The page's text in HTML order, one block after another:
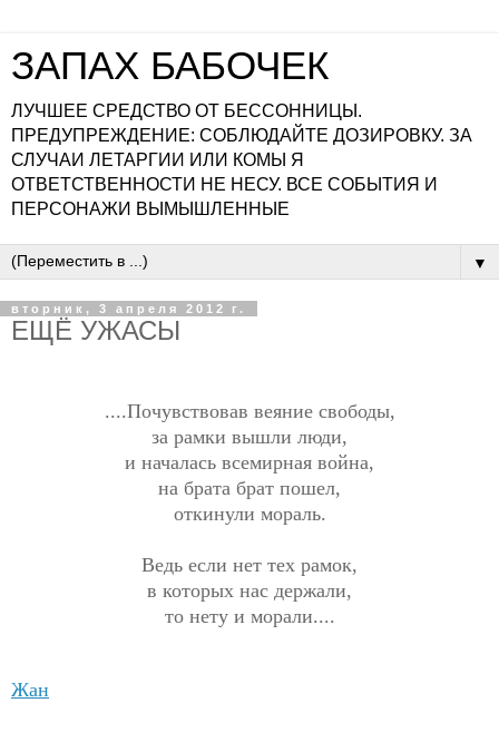
ЗАПАХ БАБОЧЕК
ЛУЧШЕЕ СРЕДСТВО ОТ БЕССОННИЦЫ.
ПРЕДУПРЕЖДЕНИЕ: СОБЛЮДАЙТЕ ДОЗИРОВКУ. ЗА
СЛУЧАИ ЛЕТАРГИИ ИЛИ КОМЫ Я
ОТВЕТСТВЕННОСТИ НЕ НЕСУ. ВСЕ СОБЫТИЯ И
ПЕРСОНАЖИ ВЫМЫШЛЕННЫЕ
▼
вторник, 3 апреля 2012 г.
ЕЩЁ УЖАСЫ
....Почувствовав веяние свободы,
за рамки вышли люди,
и началась всемирная война,
на брата брат пошел,
откинули мораль.
Ведь если нет тех рамок,
в которых нас держали,
то нету и морали....
Жан